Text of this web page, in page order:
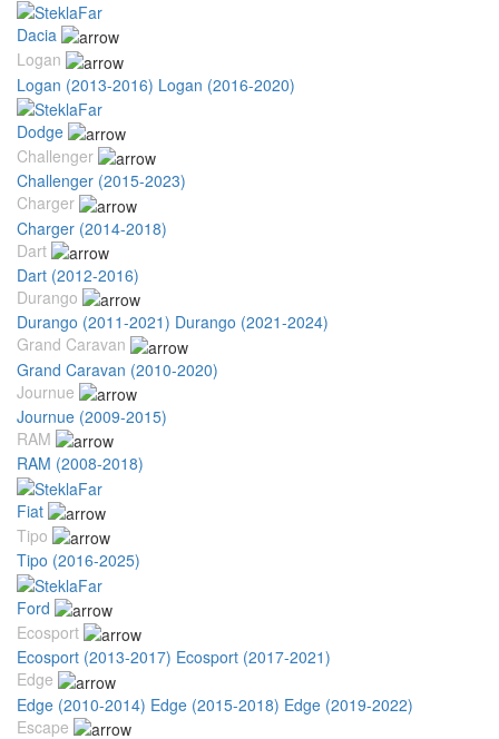
Dacia
Logan
Logan (2013-2016) Logan (2016-2020)
Dodge
Challenger
Challenger (2015-2023)
Charger
Charger (2014-2018)
Dart
Dart (2012-2016)
Durango
Durango (2011-2021) Durango (2021-2024)
Grand Caravan
Grand Caravan (2010-2020)
Journue
Journue (2009-2015)
RAM
RAM (2008-2018)
Fiat
Tipo
Tipo (2016-2025)
Ford
Ecosport
Ecosport (2013-2017) Ecosport (2017-2021)
Edge
Edge (2010-2014) Edge (2015-2018) Edge (2019-2022)
Escape